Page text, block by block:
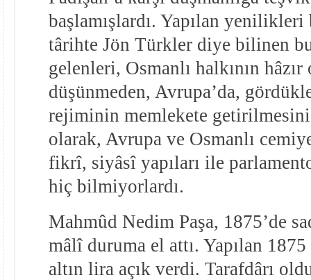
başlamışlardı. Yapılan yenilikleri
târihte Jön Türkler diye bilinen
gelenleri, Osmanlı halkının hâzır
düşünmeden, Avrupa’da,
rejiminin memlekete
olarak, Avrupa ve Osmanlı
fikrî, siyâsî yapıları ile
hiç bilmiyorlardı.
Mahmûd Nedim Paşa, 1875’de
mâlî duruma el attı. Yapılan
altın lira açık verdi. Tarafdârı